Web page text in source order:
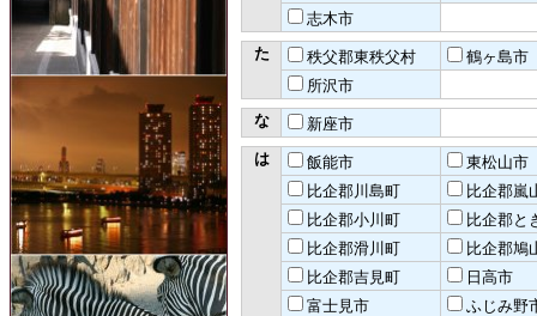
志木市
た
秩父郡東秩父村
鶴ヶ島市
所沢市
な
新座市
は
飯能市
東松山市
比企郡川島町
比企郡嵐
比企郡小川町
比企郡と
比企郡滑川町
比企郡鳩
比企郡吉見町
日高市
富士見市
ふじみ野